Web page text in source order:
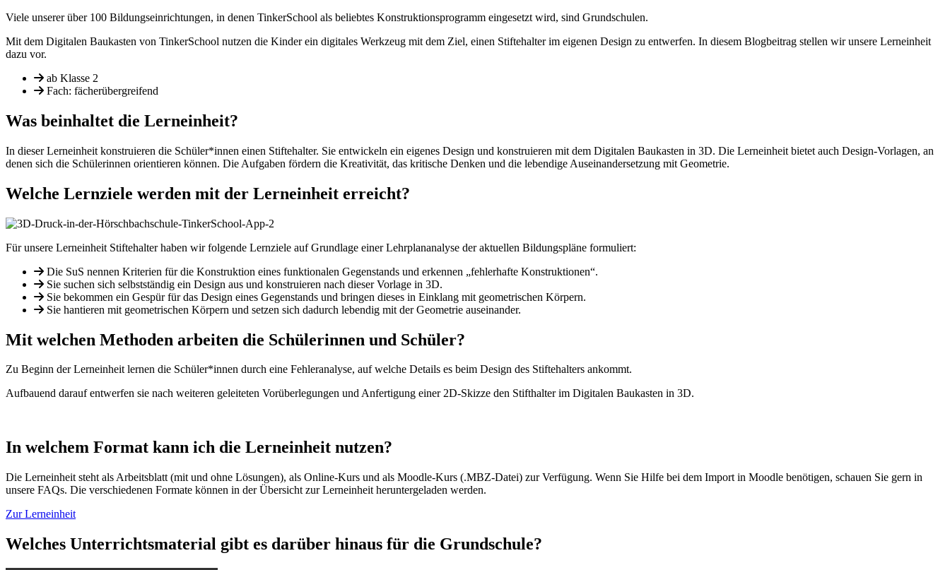
Viele unserer über 100 Bildungseinrichtungen, in denen TinkerSchool als beliebtes Konstruktionsprogramm eingesetzt wird, sind Grundschulen.
Mit dem Digitalen Baukasten von TinkerSchool nutzen die Kinder ein digitales Werkzeug mit dem Ziel, einen Stiftehalter im eigenen Design zu entwerfen. In diesem Blogbeitrag stellen wir unsere Lerneinheit
dazu vor.
ab Klasse 2
Fach: fächerübergreifend
Was beinhaltet die Lerneinheit?
In dieser Lerneinheit konstruieren die Schüler*innen einen Stiftehalter. Sie entwickeln ein eigenes Design und konstruieren mit dem Digitalen Baukasten in 3D. Die Lerneinheit bietet auch Design-Vorlagen, an
denen sich die Schülerinnen orientieren können. Die Aufgaben fördern die Kreativität, das kritische Denken und die lebendige Auseinandersetzung mit Geometrie.
Welche Lernziele werden mit der Lerneinheit erreicht?
Für unsere Lerneinheit Stiftehalter haben wir folgende Lernziele auf Grundlage einer Lehrplananalyse der aktuellen Bildungspläne formuliert:
Die SuS nennen Kriterien für die Konstruktion eines funktionalen Gegenstands und erkennen „fehlerhafte Konstruktionen“.
Sie suchen sich selbstständig ein Design aus und konstruieren nach dieser Vorlage in 3D.
Sie bekommen ein Gespür für das Design eines Gegenstands und bringen dieses in Einklang mit geometrischen Körpern.
Sie hantieren mit geometrischen Körpern und setzen sich dadurch lebendig mit der Geometrie auseinander.
Mit welchen Methoden arbeiten die Schülerinnen und Schüler?
Zu Beginn der Lerneinheit lernen die Schüler*innen durch eine Fehleranalyse, auf welche Details es beim Design des Stiftehalters ankommt.
Aufbauend darauf entwerfen sie nach weiteren geleiteten Vorüberlegungen und Anfertigung einer 2D-Skizze den Stifthalter im Digitalen Baukasten in 3D.
In welchem Format kann ich die Lerneinheit nutzen?
Die Lerneinheit steht als Arbeitsblatt (mit und ohne Lösungen), als Online-Kurs und als Moodle-Kurs (.MBZ-Datei) zur Verfügung. Wenn Sie Hilfe bei dem Import in Moodle benötigen, schauen Sie gern in
unsere FAQs. Die verschiedenen Formate können in der Übersicht zur Lerneinheit heruntergeladen werden.
Zur Lerneinheit
Welches Unterrichtsmaterial gibt es darüber hinaus für die Grundschule?